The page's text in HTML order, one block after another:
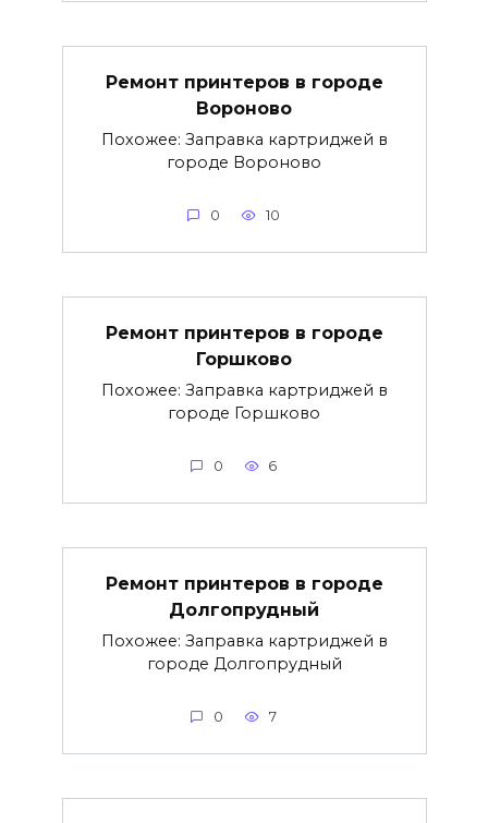
Ремонт принтеров в городе
Вороново
Похожее: Заправка картриджей в
городе Вороново
0 10
Ремонт принтеров в городе
Горшково
Похожее: Заправка картриджей в
городе Горшково
0 6
Ремонт принтеров в городе
Долгопрудный
Похожее: Заправка картриджей в
городе Долгопрудный
0 7